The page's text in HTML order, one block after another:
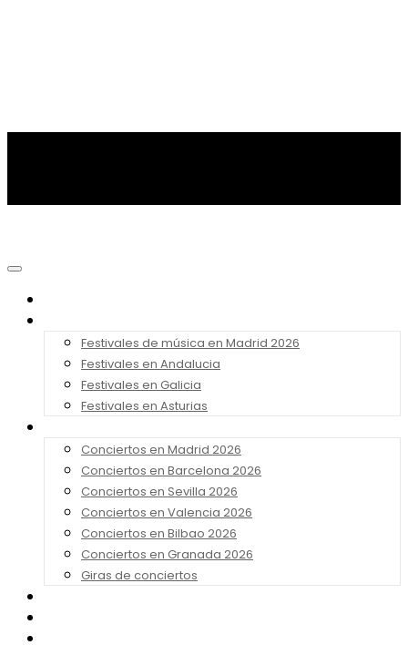
Festivales de música en Madrid 2026
Festivales en Andalucia
Festivales en Galicia
Festivales en Asturias
Conciertos en Madrid 2026
Conciertos en Barcelona 2026
Conciertos en Sevilla 2026
Conciertos en Valencia 2026
Conciertos en Bilbao 2026
Conciertos en Granada 2026
Giras de conciertos